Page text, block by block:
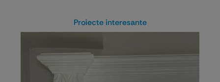
Proiecte interesante